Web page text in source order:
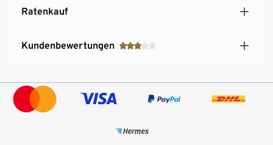
Ratenkauf
Kundenbewertungen